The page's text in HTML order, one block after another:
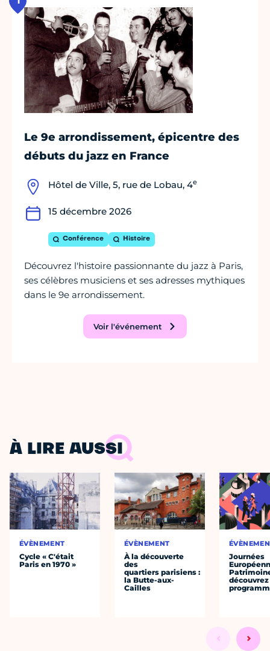
Le 9e arrondissement, épicentre des
débuts du jazz en France
Hôtel de Ville, 5, rue de Lobau, 4e
15 décembre 2026
Conférence Histoire
Découvrez l'histoire passionnante du jazz à Paris,
ses célèbres musiciens et ses adresses mythiques
dans le 9e arrondissement.
Voir l'événement
À LIRE AUSSI
ÉVÈNEMENT
Cycle « C'était
Paris en 1970 »
ÉVÈNEMENT
À la découverte
des
quartiers parisiens :
la Butte-aux-
Cailles
Journées